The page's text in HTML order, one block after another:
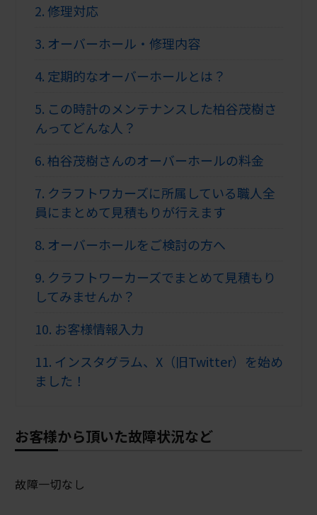
2.修理対応
3. オーバーホール・修理内容
4. 定期的なオーバーホールとは？
5. この時計のメンテナンスした柏谷茂樹さ
んってどんな人？
6.柏谷茂樹さんのオーバーホールの料金
7. クラフトワカーズに所属している職人全
員にまとめて見積もりが行えます
8. オーバーホールをご検討の方へ
9. クラフトワーカーズでまとめて見積もり
してみませんか？
10. お客様情報入力
11. インスタグラム、X（旧Twitter）を始め
ました！
お客様から頂いた故障状況など
故障一切なし